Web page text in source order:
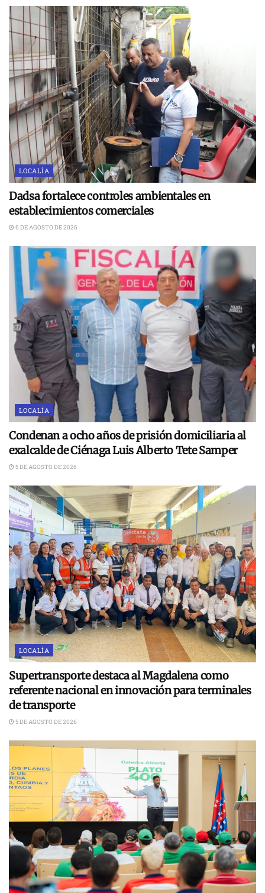
LOCALÍA
Dadsa fortalece controles ambientales en
establecimientos comerciales
6 DE AGOSTO DE 2026
LOCALÍA
Condenan a ocho años de prisión domiciliaria al
exalcalde de Ciénaga Luis Alberto Tete Samper
5 DE AGOSTO DE 2026
LOCALÍA
Supertransporte destaca al Magdalena como
referente nacional en innovación para terminales
de transporte
5 DE AGOSTO DE 2026